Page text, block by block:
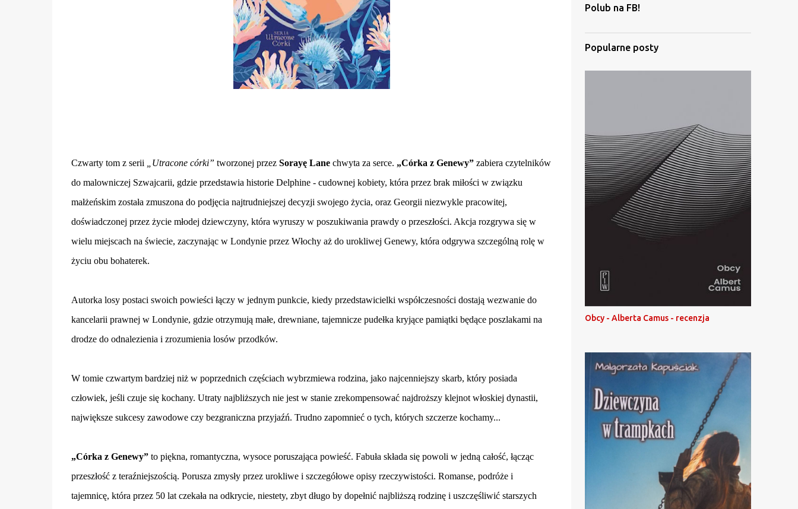
Czwarty tom z serii „Utracone córki” tworzonej przez Sorayę Lanechwyta za serce. „Córka z Genewy”zabiera czytelników
do malowniczej Szwajcarii, gdzie przedstawia historie Delphine - cudownej kobiety, która przez brak miłości w związku
małżeńskim została zmuszona do podjęcia najtrudniejszej decyzji swojego życia, oraz Georgii niezwykle pracowitej,
doświadczonej przez życie młodej dziewczyny, która wyruszy w poszukiwania prawdy o przeszłości. Akcja rozgrywa się w
wielu miejscach na świecie, zaczynając w Londynie przez Włochy aż do urokliwej Genewy, która odgrywa szczególną rolę w
życiu obu bohaterek.
Autorka losy postaci swoich powieści łączy w jednym punkcie, kiedy przedstawicielki współczesności dostają wezwanie do
kancelarii prawnej w Londynie, gdzie otrzymują małe, drewniane, tajemnicze pudełka kryjące pamiątki będące poszlakami na
drodze do odnalezienia i zrozumienia losów przodków.
W tomie czwartym bardziej niż w poprzednich częściach wybrzmiewa rodzina, jako najcenniejszy skarb, który posiada
człowiek, jeśli czuje się kochany. Utraty najbliższych nie jest w stanie zrekompensować najdroższy klejnot włoskiej dynastii,
największe sukcesy zawodowe czy bezgraniczna przyjaźń. Trudno zapomnieć o tych, których szczerze kochamy...
„Córka z Genewy”to piękna, romantyczna, wysoce poruszająca powieść. Fabuła składa się powoli w jedną całość, łącząc
przeszłość z teraźniejszością. Porusza zmysły przez urokliwe i szczegółowe opisy rzeczywistości. Romanse, podróże i
tajemnicę, która przez 50 lat czekała na odkrycie, niestety, zbyt długo by dopełnić najbliższą rodzinę i uszczęśliwić starszych
Polub na FB!
Popularne posty
Obcy - Alberta Camus - recenzja